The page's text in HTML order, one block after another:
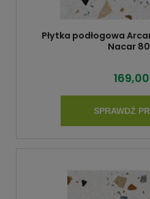
Płytka podłogowa
Nacar
169,00
SPRAWDŹ